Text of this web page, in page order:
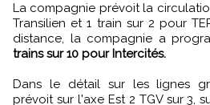
La compagnie prévoit la
Transilien et 1 train sur 2 pour
distance, la compagnie a
trains sur 10 pour Intercités.
Dans le détail sur les lignes
prévoit sur l'axe Est 2 TGV sur 3,